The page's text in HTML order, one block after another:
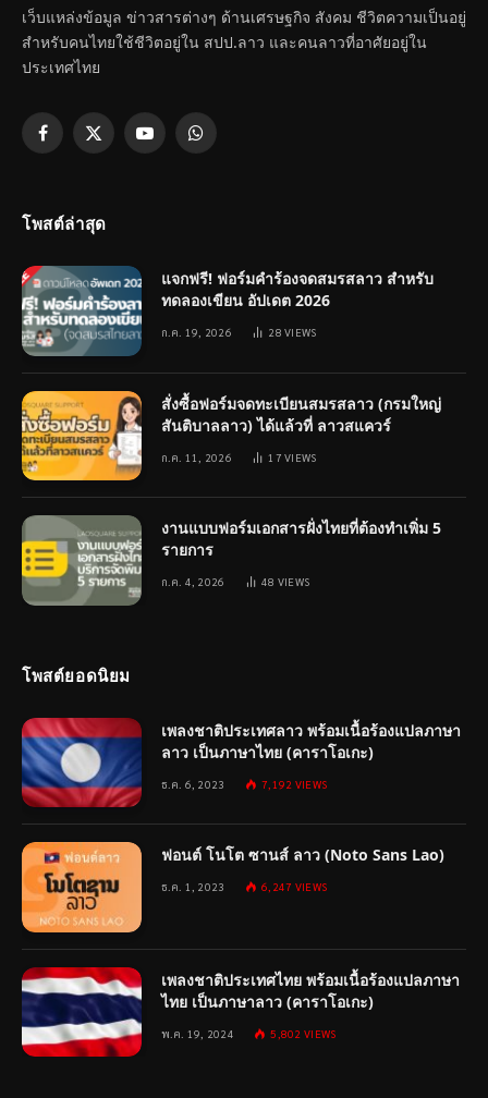
เว็บแหล่งข้อมูล ข่าวสารต่างๆ ด้านเศรษฐกิจ สังคม ชีวิตความเป็นอยู่
สำหรับคนไทยใช้ชีวิตอยู่ใน สปป.ลาว และคนลาวที่อาศัยอยู่ใน
ประเทศไทย
Facebook
X
YouTubeWhatsApp
โพสต์ล่าสุด
แจกฟรี! ฟอร์มคำร้องจดสมรสลาว สำหรับ
ทดลองเขียน อัปเดต 2026
ก.ค. 19, 2026 28VIEWS
สั่งซื้อฟอร์มจดทะเบียนสมรสลาว (กรมใหญ่
สันติบาลลาว) ได้แล้วที่ ลาวสแควร์
ก.ค. 11, 2026 17VIEWS
งานแบบฟอร์มเอกสารฝั่งไทยที่ต้องทำเพิ่ม 5
รายการ
ก.ค. 4, 2026 48 VIEWS
โพสต์ยอดนิยม
เพลงชาติประเทศลาว พร้อมเนื้อร้องแปลภาษา
ลาว เป็นภาษาไทย (คาราโอเกะ)
ธ.ค. 6, 2023 7,192 VIEWS
ฟอนต์ โนโต ซานส์ ลาว (Noto Sans Lao)
ธ.ค. 1, 2023 6,247 VIEWS
เพลงชาติประเทศไทย พร้อมเนื้อร้องแปลภาษา
ไทย เป็นภาษาลาว (คาราโอเกะ)
พ.ค. 19, 2024 5,802VIEWS